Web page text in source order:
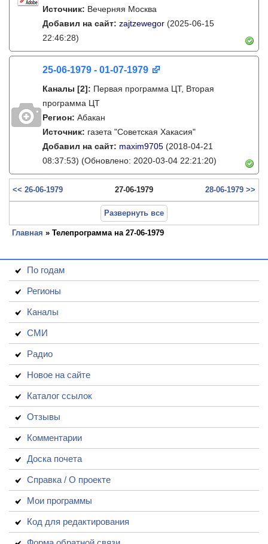
Источник: Вечерняя Москва
Добавил на сайт: zajtzewegor (2025-06-15
22:46:28)
25-06-1979 - 01-07-1979
Каналы [2]: Первая программа ЦТ, Вторая
программа ЦТ
Регион: Абакан
Источник: газета "Советская Хакасия"
Добавил на сайт: maxim9705 (2018-04-21
08:37:53) (Обновлено: 2020-03-04 22:21:20)
<< 26-06-1979 27-06-1979 28-06-1979 >>
Развернуть все
Главная » Телепрограмма на 27-06-1979
По годам
Регионы
Каналы
СМИ
Радио
Новое на сайте
Каталог ссылок
Отзывы
Комментарии
Доска почета
Справка / О проекте
Мои программы
Код для редактирования